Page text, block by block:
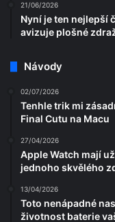
21/06/2026
Nyní je ten nejlepší
avizuje plošné
Návody
02/07/2026
Tenhle trik mi
Final Cutu na Macu
27/04/2026
Apple Watch mají
jednoho skvělého
13/04/2026
Toto nenápadné
životnost baterie